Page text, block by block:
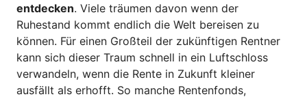
entdecken. Viele träumen davon wenn der
Ruhestand kommt endlich die Welt bereisen zu
können. Für einen Großteil der zukünftigen Rentner
kann sich dieser Traum schnell in ein Luftschloss
verwandeln, wenn die Rente in Zukunft kleiner
ausfällt als erhofft. So manche Rentenfonds,